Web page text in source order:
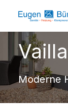
Moderne